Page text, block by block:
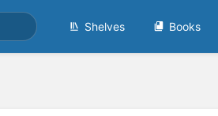
Shelves Books